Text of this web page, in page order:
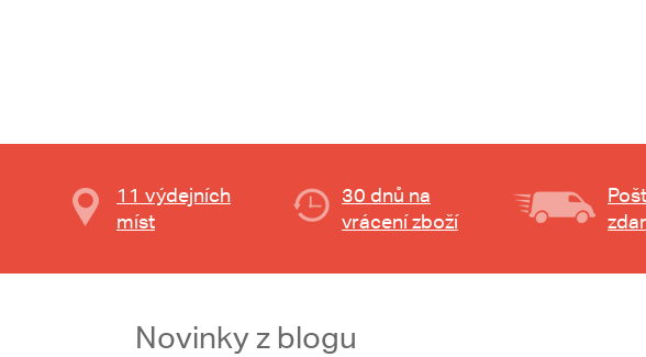
11 výdejních
míst
30 dnů na
vrácení zboží
Novinky z blogu